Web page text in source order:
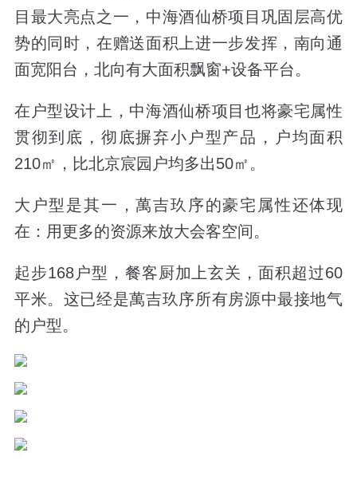
目最大亮点之一，中海酒仙桥项目巩固层高优
势的同时，在赠送面积上进一步发挥，南向通
面宽阳台，北向有大面积飘窗+设备平台。
在户型设计上，中海酒仙桥项目也将豪宅属性
贯彻到底，彻底摒弃小户型产品，户均面积
210㎡，比北京宸园户均多出50㎡。
大户型是其一，萬吉玖序的豪宅属性还体现
在：用更多的资源来放大会客空间。
起步168户型，餐客厨加上玄关，面积超过60
平米。这已经是萬吉玖序所有房源中最接地气
的户型。